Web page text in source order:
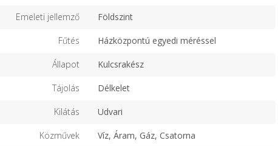
Emeleti jellemző Földszint
Fűtés Házközpontú egyedi méréssel
Állapot Kulcsrakész
Tájolás Délkelet
Kilátás Udvari
Közművek Víz, Áram, Gáz, Csatorna